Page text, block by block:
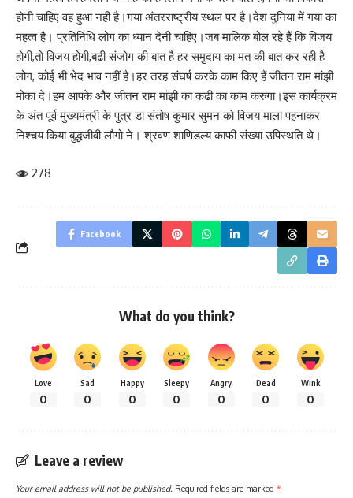
होनी चाहिए वह हुआ नही है।गया अंतरराष्ट्रीय स्थल पर है।देश दुनिया में गया का
महत्व है। प्रतिनिधि लोग का ध्यान देनी चाहिए।जब मालिक बोल रहे हैं कि विजय
होगी,तो विजय होगी,बढी संजोग की बात है हर समुदाय का मत की बात कर रही है
लोग, कोई भी भेद भाव नहीं है।हर तरह संघर्ष करके काम किए हैं जीतन राम मांझी
मोका दे।हम आपके और जीतन राम मांझी का कढी का काम करुगा।इस कार्यक्रम
के अंत पूर्व मुख्यमंत्री के पुत्र डा संतोष कुमार सुमन को विजय माला पहनाकर
निश्चय किया बुद्धजीवी लौगो ने। श्रवण शाणिडल्य काफी संख्या उपिस्थति थे।
278
Facebook
What do you think?
Love
0
Sad
0
Happy
0
Sleepy
0
Angry
0
Dead
0
Wink
0
Leave a review
Your email address will not be published. Required fields are marked *